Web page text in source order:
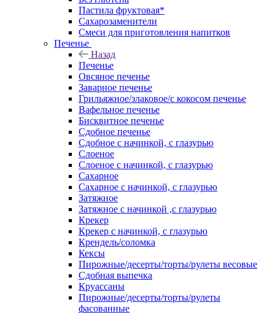
Пастила фруктовая*
Сахарозаменители
Смеси для приготовления напитков
Печенье
Назад
Печенье
Овсяное печенье
Заварное печенье
Грильяжное/злаковое/с кокосом печенье
Вафельное печенье
Бисквитное печенье
Сдобное печенье
Сдобное с начинкой, с глазурью
Слоеное
Слоеное с начинкой, с глазурью
Сахарное
Сахарное с начинкой, с глазурью
Затяжное
Затяжное с начинкой ,с глазурью
Крекер
Крекер с начинкой, с глазурью
Крендель/соломка
Кексы
Пирожные/десерты/торты/рулеты весовые
Сдобная выпечка
Круассаны
Пирожные/десерты/торты/рулеты
фасованные